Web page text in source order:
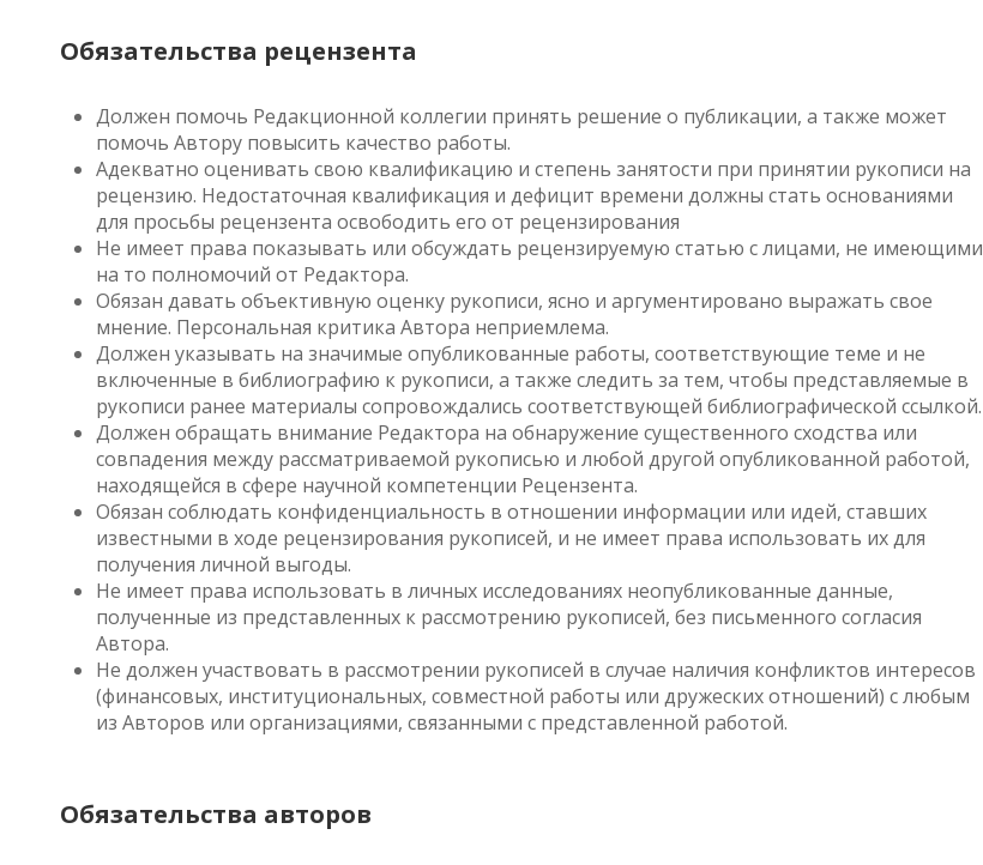
Обязательства рецензента
Должен помочь Редакционной коллегии принять решение о публикации, а также может
помочь Автору повысить качество работы.
Адекватно оценивать свою квалификацию и степень занятости при принятии рукописи на
рецензию. Недостаточная квалификация и дефицит времени должны стать основаниями
для просьбы рецензента освободить его от рецензирования
Не имеет права показывать или обсуждать рецензируемую статью с лицами, не имеющими
на то полномочий от Редактора.
Обязан давать объективную оценку рукописи, ясно и аргументировано выражать свое
мнение. Персональная критика Автора неприемлема.
Должен указывать на значимые опубликованные работы, соответствующие теме и не
включенные в библиографию к рукописи, а также следить за тем, чтобы представляемые в
рукописи ранее материалы сопровождались соответствующей библиографической ссылкой.
Должен обращать внимание Редактора на обнаружение существенного сходства или
совпадения между рассматриваемой рукописью и любой другой опубликованной работой,
находящейся в сфере научной компетенции Рецензента.
Обязан соблюдать конфиденциальность в отношении информации или идей, ставших
известными в ходе рецензирования рукописей, и не имеет права использовать их для
получения личной выгоды.
Не имеет права использовать в личных исследованиях неопубликованные данные,
полученные из представленных к рассмотрению рукописей, без письменного согласия
Автора.
Не должен участвовать в рассмотрении рукописей в случае наличия конфликтов интересов
(финансовых, институциональных, совместной работы или дружеских отношений) с любым
из Авторов или организациями, связанными с представленной работой.
Обязательства авторов